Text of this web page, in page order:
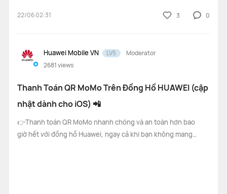
MatePad Pro Series MatePad SE Series
FreeLace Series
22/06 02:31 3 0
Huawei Mobile VN LV5
Moderator
2681views
Thanh Toán QR MoMo Trên Đồng Hồ HUAWEI (cập
nhật dành cho iOS) 📲
👉Thanh toán QR MoMo nhanh chóng và an toàn hơn bao
giờ hết với đồng hồ Huawei, ngay cả khi bạn không mang